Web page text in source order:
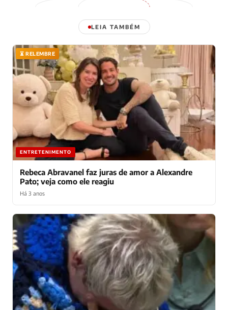
LEIA TAMBÉM
⏳ RELEMBRE
ENTRETENIMENTO
Rebeca Abravanel faz juras de amor a Alexandre
Pato; veja como ele reagiu
Há 3 anos